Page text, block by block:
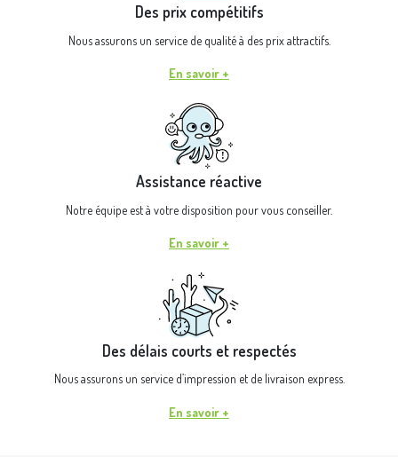
Des prix compétitifs
Nous assurons un service de qualité à des prix attractifs.
En savoir +
Assistance réactive
Notre équipe est à votre disposition pour vous conseiller.
En savoir +
Des délais courts et respectés
Nous assurons un service d’impression et de livraison express.
En savoir +